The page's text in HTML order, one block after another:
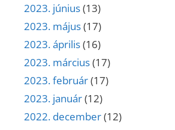
2023. június(13)
2023. május(17)
2023. április(16)
2023. március(17)
2023. február(17)
2023. január(12)
2022. december(12)